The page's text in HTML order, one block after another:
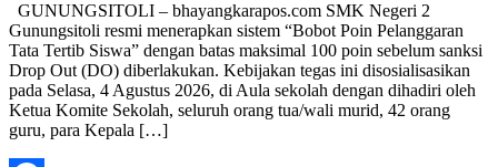
GUNUNGSITOLI – bhayangkarapos.com SMK Negeri 2
Gunungsitoli resmi menerapkan sistem “Bobot Poin Pelanggaran
Tata Tertib Siswa” dengan batas maksimal 100 poin sebelum sanksi
Drop Out (DO) diberlakukan. Kebijakan tegas ini disosialisasikan
pada Selasa, 4 Agustus 2026, di Aula sekolah dengan dihadiri oleh
Ketua Komite Sekolah, seluruh orang tua/wali murid, 42 orang
guru, para Kepala […]